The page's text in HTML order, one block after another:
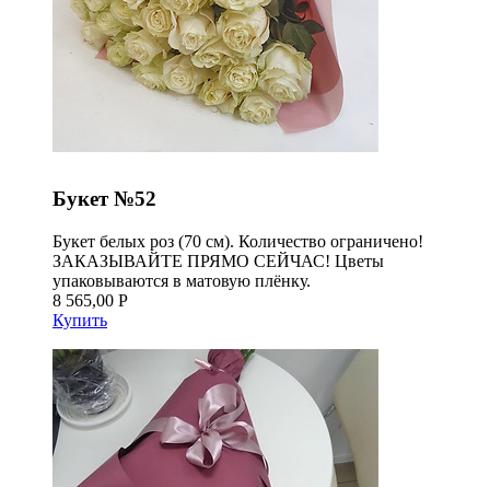
Букет №52
Букет белых роз (70 см). Количество ограничено!
ЗАКАЗЫВАЙТЕ ПРЯМО СЕЙЧАС! Цветы
упаковываются в матовую плёнку.
8 565,00 Р
Купить